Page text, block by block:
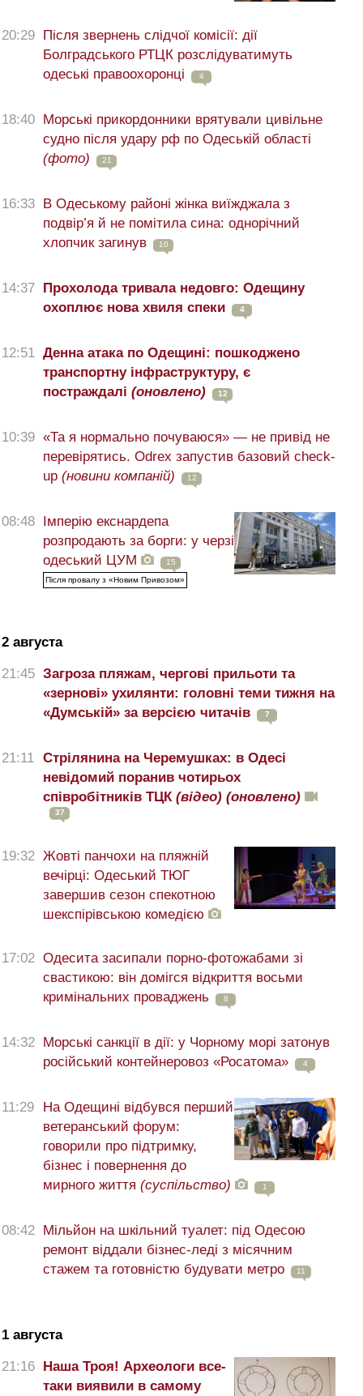
20:29 Після звернень слідчої комісії: дії
Болградського РТЦК розслідуватимуть
одеські правоохоронці
4
18:40 Морські прикордонники врятували цивільне
судно після удару рф по Одеській області
(фото)
21
16:33 В Одеському районі жінка виїжджала з
подвір’я й не помітила сина: однорічний
хлопчик загинув
10
14:37 Прохолода тривала недовго: Одещину
охоплює нова хвиля спеки
4
12:51 Денна атака по Одещині: пошкоджено
транспортну інфраструктуру, є
постраждалі (оновлено) 12
10:39 «Та я нормально почуваюся» — не привід не
перевірятись. Odrex запустив базовий check-
up (новини компаній) 12
08:48 Імперію екснардепа
розпродають за борги: у черзі
одеський ЦУМ
15
Після провалу з «Новим Привозом»
2 августа
21:45 Загроза пляжам, чергові прильоти та
«зернові» ухилянти: головні теми тижня на
«Думській» за версією читачів
7
21:11
Стрілянина на Черемушках: в Одесі
невідомий поранив чотирьох
співробітників ТЦК (відео) (оновлено)
37
19:32 Жовті панчохи на пляжній
вечірці: Одеський ТЮГ
завершив сезон спекотною
шекспірівською комедією
17:02 Одесита засипали порно-фотожабами зі
свастикою: він домігся відкриття восьми
кримінальних проваджень
8
14:32 Морські санкції в дії: у Чорному морі затонув
російський контейнеровоз «Росатома»
4
11:29
На Одещині відбувся перший
ветеранський форум:
говорили про підтримку,
бізнес і повернення до
мирного життя (суспільство) 1
08:42 Мільйон на шкільний туалет: під Одесою
ремонт віддали бізнес-леді з місячним
стажем та готовністю будувати метро
11
1 августа
21:16 Наша Троя! Археологи все-
таки виявили в самому